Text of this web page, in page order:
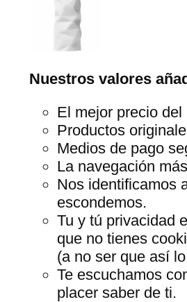
Nuestros valores
El mejor precio
Productos
Medios de pago
La navegación
Nos identificamos
escondemos.
Tu y tú privacidad
que no tienes
(a no ser que así
Te escuchamos
placer saber de ti.